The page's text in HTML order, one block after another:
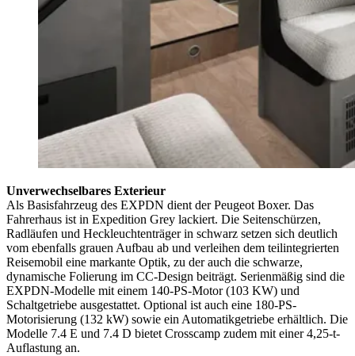
Unverwechselbares Exterieur
Als Basisfahrzeug des EXPDN dient der Peugeot Boxer. Das
Fahrerhaus ist in Expedition Grey lackiert. Die Seitenschürzen,
Radläufen und Heckleuchtenträger in schwarz setzen sich deutlich
vom ebenfalls grauen Aufbau ab und verleihen dem teilintegrierten
Reisemobil eine markante Optik, zu der auch die schwarze,
dynamische Folierung im CC-Design beiträgt. Serienmäßig sind die
EXPDN-Modelle mit einem 140-PS-Motor (103 KW) und
Schaltgetriebe ausgestattet. Optional ist auch eine 180-PS-
Motorisierung (132 kW) sowie ein Automatikgetriebe erhältlich. Die
Modelle 7.4 E und 7.4 D bietet Crosscamp zudem mit einer 4,25-t-
Auflastung an.